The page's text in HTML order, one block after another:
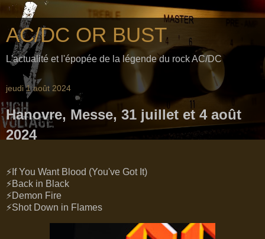
AC/DC OR BUST
L'actualité et l'épopée de la légende du rock AC/DC
jeudi 1 août 2024
Hanovre, Messe, 31 juillet et 4 août
2024
⚡If You Want Blood (You've Got It)
⚡Back in Black
⚡Demon Fire
⚡Shot Down in Flames